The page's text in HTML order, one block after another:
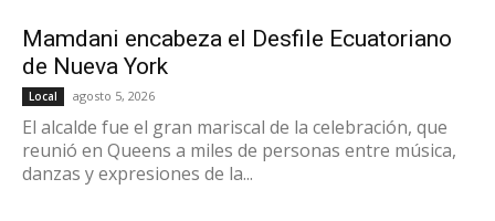
Mamdani encabeza el Desfile Ecuatoriano
de Nueva York
Local agosto 5, 2026
El alcalde fue el gran mariscal de la celebración, que
reunió en Queens a miles de personas entre música,
danzas y expresiones de la...